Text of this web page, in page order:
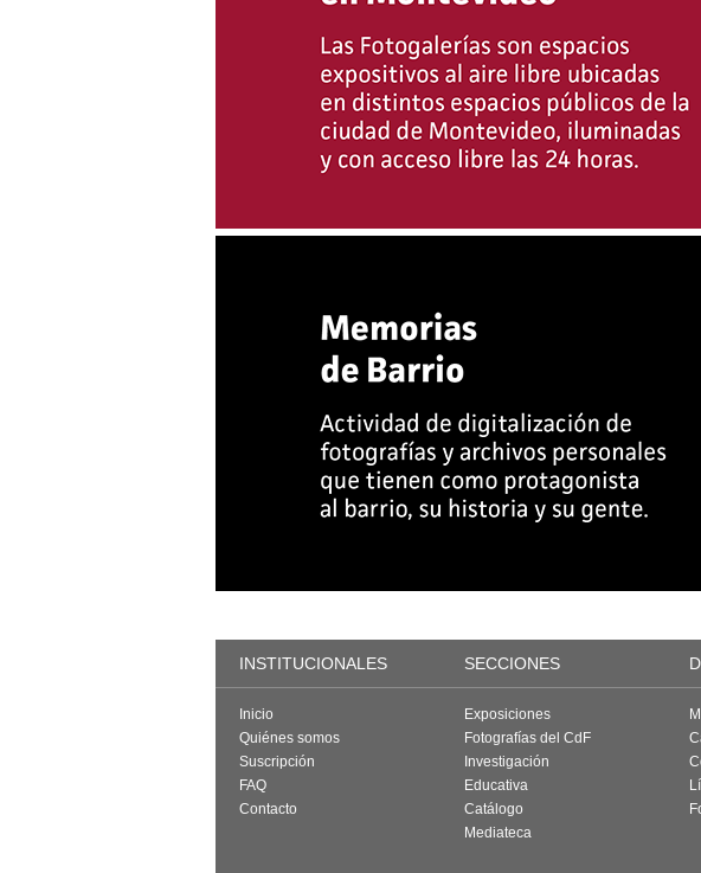
INSTITUCIONALES SECCIONES
Inicio
Quiénes somos
Suscripción
FAQ
Contacto
Exposiciones
Fotografías del CdF
Investigación
Educativa
Catálogo
Mediateca